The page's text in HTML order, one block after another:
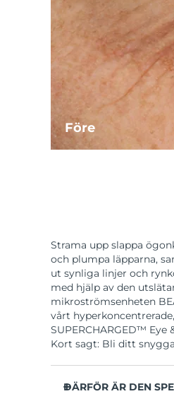
Före
Strama upp slappa
och plumpa läpparna,
ut synliga linjer och
med hjälp av den
mikroströmsenheten
vårt
SUPERCHARGED™ Eye
Kort sagt: Bli ditt
DÄRFÖR ÄR DEN